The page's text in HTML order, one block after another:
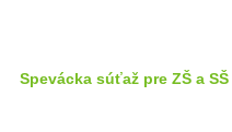
Spevácka súťaž pre ZŠ a